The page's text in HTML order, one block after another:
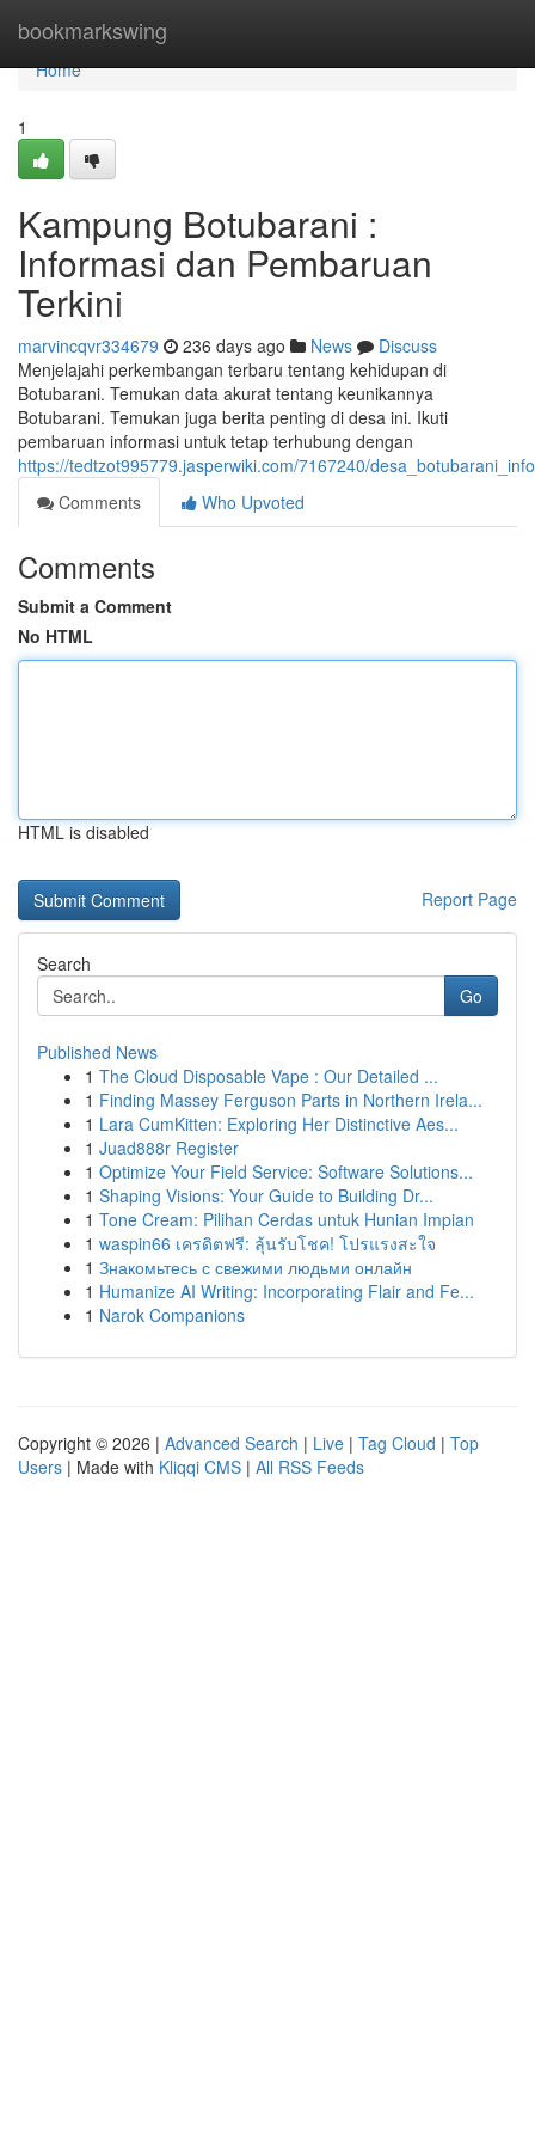
bookmarkswing
Home
Home
1
Kampung Botubarani :
Informasi dan Pembaruan
Terkini
marvincqvr334679 236 days ago News
Discuss
Menjelajahi perkembangan terbaru tentang kehidupan di
Botubarani. Temukan data akurat tentang keunikannya
Botubarani. Temukan juga berita penting di desa ini. Ikuti
pembaruan informasi untuk tetap terhubung dengan
https://tedtzot995779.jasperwiki.com/7167240/
Comments
Who Upvoted
Comments
Submit a Comment
No HTML
HTML is disabled
Report Page
Search
Go
Published News
1 The Cloud Disposable Vape : Our Detailed ...
1 Finding Massey Ferguson Parts in Northern Irela...
1 Lara CumKitten: Exploring Her Distinctive Aes...
1 Juad888r Register
1 Optimize Your Field Service: Software Solutions...
1 Shaping Visions: Your Guide to Building Dr...
1 Tone Cream: Pilihan Cerdas untuk Hunian Impian
1 waspin66 เครดิตฟรี: ลุ้นรับโชค! โปรแรงสะใจ
1 Знакомьтесь с свежими людьми онлайн
1 Humanize AI Writing: Incorporating Flair and Fe...
1 Narok Companions
Copyright © 2026 | Advanced Search | Live | Tag Cloud | Top
Users | Made with Kliqqi CMS | All RSS Feeds